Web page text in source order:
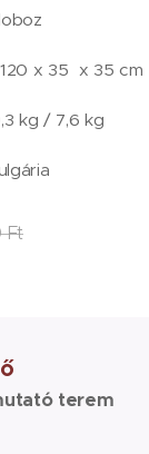
x 35 x 35 cm
kg / 7,6 kg
Ft
terem